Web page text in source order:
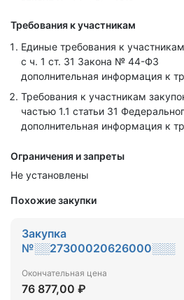
Требования к участникам
Единые требования к
с ч. 1 ст. 31 Закона № 44-ФЗ
дополнительная информация к
Требования к участникам
частью 1.1 статьи 31
дополнительная информация к
Ограничения и запреты
Не установлены
Похожие закупки
Закупка
№░░27300020626000░░░
Окончательная цена
76 877,00 ₽